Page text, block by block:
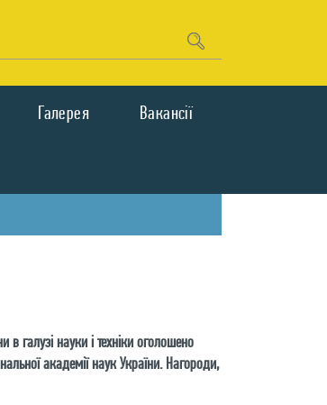
Галерея Вакансії
в галузі науки і техніки оголошено
академії наук України. Нагороди,